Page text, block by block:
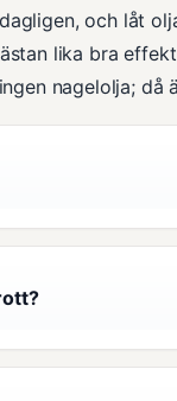
och låt
lika bra
nagelolja; då